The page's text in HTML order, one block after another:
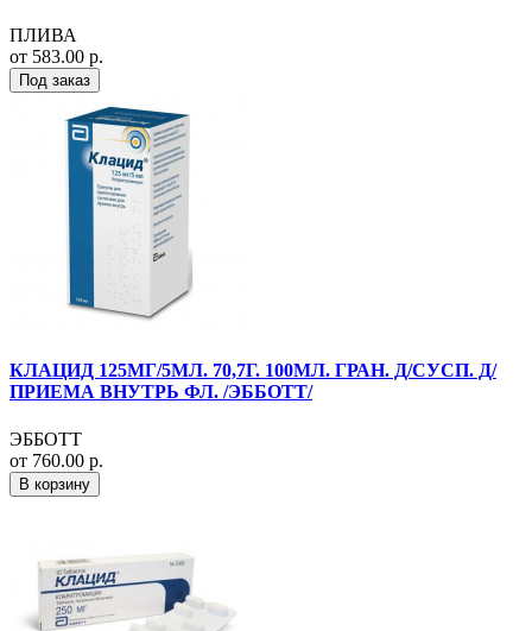
ПЛИВА
от 583.00 р.
Под заказ
КЛАЦИД 125МГ/5МЛ. 70,7Г. 100МЛ. ГРАН. Д/СУСП. Д/
ПРИЕМА ВНУТРЬ ФЛ. /ЭББОТТ/
ЭББОТТ
от 760.00 р.
В корзину